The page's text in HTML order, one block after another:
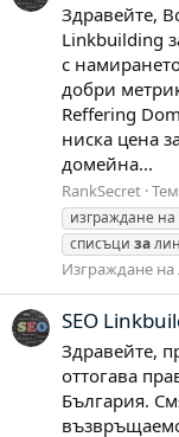
Здравейте,
Linkbuilding
с
добри
Reffering
ниска цена
домейна...
RankSecret
изграждане
списъци за
Изграждане на
SEO
Здравейте,
оттогава
България.